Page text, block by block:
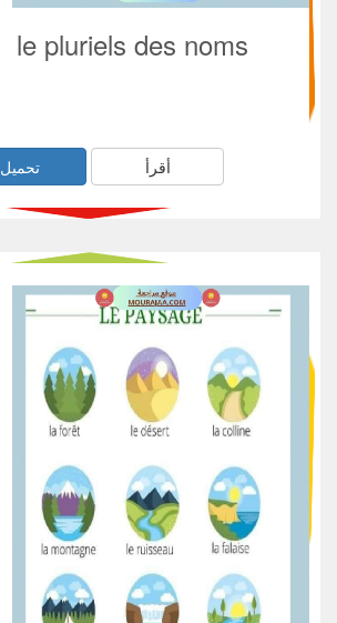
le pluriels des noms
أقرأ تحميل